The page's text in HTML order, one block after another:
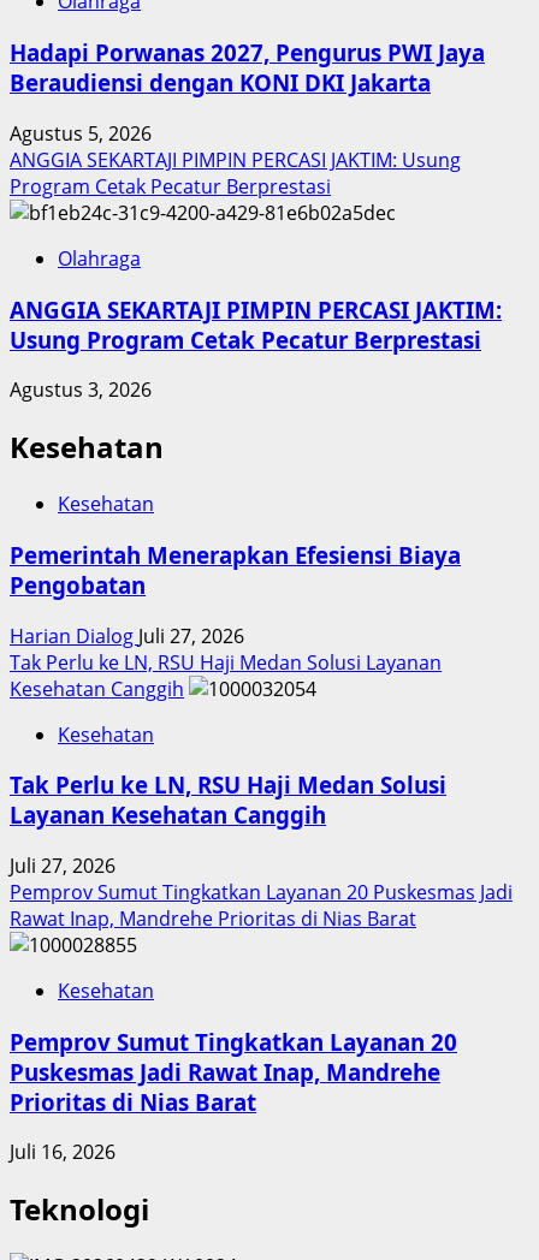
Hadapi Porwanas 2027, Pengurus PWI Jaya
Beraudiensi dengan KONI DKI Jakarta
Agustus 5, 2026
ANGGIA SEKARTAJI PIMPIN PERCASI JAKTIM: Usung
Program Cetak Pecatur Berprestasi
Olahraga
ANGGIA SEKARTAJI PIMPIN PERCASI JAKTIM:
Usung Program Cetak Pecatur Berprestasi
Agustus 3, 2026
Kesehatan
Kesehatan
Pemerintah Menerapkan Efesiensi Biaya
Pengobatan
Harian Dialog Juli 27, 2026
Tak Perlu ke LN, RSU Haji Medan Solusi Layanan
Kesehatan Canggih
Kesehatan
Tak Perlu ke LN, RSU Haji Medan Solusi
Layanan Kesehatan Canggih
Juli 27, 2026
Pemprov Sumut Tingkatkan Layanan 20 Puskesmas Jadi
Rawat Inap, Mandrehe Prioritas di Nias Barat
Kesehatan
Pemprov Sumut Tingkatkan Layanan 20
Puskesmas Jadi Rawat Inap, Mandrehe
Prioritas di Nias Barat
Juli 16, 2026
Teknologi